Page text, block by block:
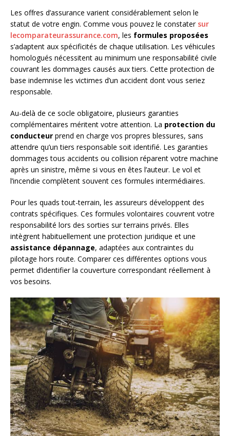
Les offres d’assurance varient considérablement selon le
statut de votre engin. Comme vous pouvez le constater sur
lecomparateurassurance.com, les formules proposées
s’adaptent aux spécificités de chaque utilisation. Les véhicules
homologués nécessitent au minimum une responsabilité civile
couvrant les dommages causés aux tiers. Cette protection de
base indemnise les victimes d’un accident dont vous seriez
responsable.
Au-delà de ce socle obligatoire, plusieurs garanties
complémentaires méritent votre attention. La protection du
conducteur prend en charge vos propres blessures, sans
attendre qu’un tiers responsable soit identifié. Les garanties
dommages tous accidents ou collision réparent votre machine
après un sinistre, même si vous en êtes l’auteur. Le vol et
l’incendie complètent souvent ces formules intermédiaires.
Pour les quads tout-terrain, les assureurs développent des
contrats spécifiques. Ces formules volontaires couvrent votre
responsabilité lors des sorties sur terrains privés. Elles
intègrent habituellement une protection juridique et une
assistance dépannage, adaptées aux contraintes du
pilotage hors route. Comparer ces différentes options vous
permet d’identifier la couverture correspondant réellement à
vos besoins.